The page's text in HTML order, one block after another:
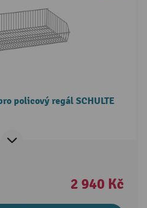
policový regál SCHULTE
2 940 Kč